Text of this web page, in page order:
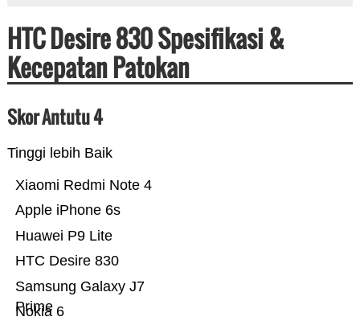
HTC Desire 830 Spesifikasi &
Kecepatan Patokan
Skor Antutu 4
Tinggi lebih Baik
Nokia 6
Samsung Galaxy J7
Prime
HTC Desire 830
Huawei P9 Lite
Apple iPhone 6s
Xiaomi Redmi Note 4